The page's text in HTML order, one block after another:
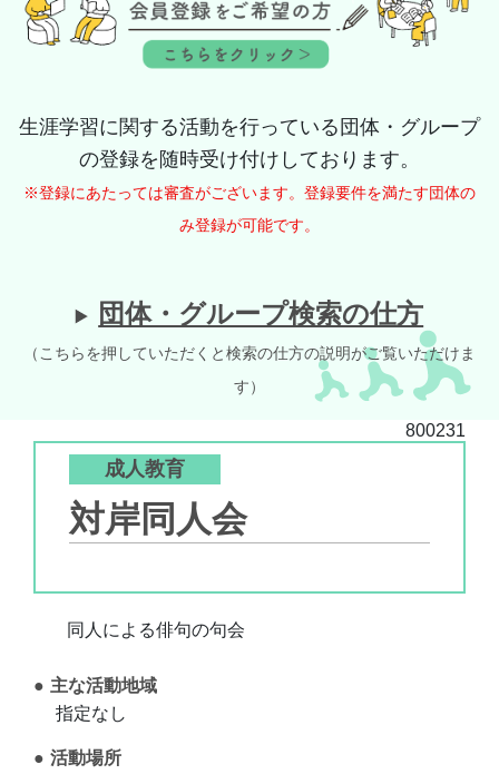
生涯学習に関する活動を行っている団体・グループ
の登録を随時受け付けしております。
※登録にあたっては審査がございます。登録要件を満たす団体の
み登録が可能です。
団体・グループ検索の仕方
（こちらを押していただくと検索の仕方の説明がご覧いただけま
す）
800231
成人教育
対岸同人会
同人による俳句の句会
主な活動地域
指定なし
活動場所